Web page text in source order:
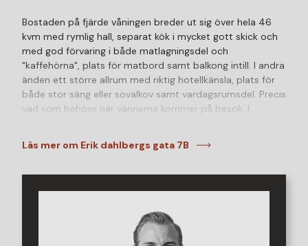
Bostaden på fjärde våningen breder ut sig över hela 46
kvm med rymlig hall, separat kök i mycket gott skick och
med god förvaring i både matlagningsdel och
"kaffehörna", plats för matbord samt balkong intill. I andra
änden ett större allrum med riktig hotellkänsla, plats för
både stor säng eller sovalkov samt vardagsrumsdel. Precis
vad som behövs när vännerna kommer på besök. I
släta väggar i smakfulla kulörer och en tilltagen takhöjd.
välskött fastighet.
Brf Kopparmölleparken är en välmående förening med
både genomfört stambyte, fasadrenovering,
Läs mer om Erik dahlbergs gata 7B